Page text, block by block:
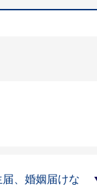
届、婚姻届けな